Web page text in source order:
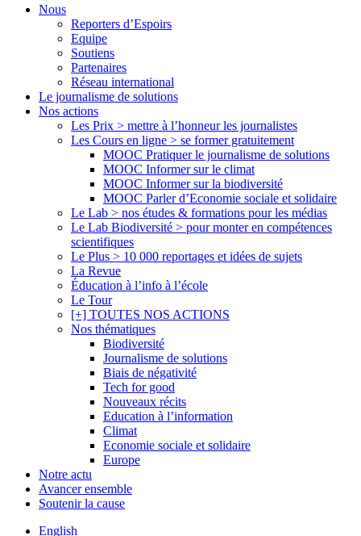
Close
Nous
Reporters d’Espoirs
Equipe
Soutiens
Partenaires
Réseau international
Le journalisme de solutions
Nos actions
Les Prix > mettre à l’honneur les journalistes
Les Cours en ligne > se former gratuitement
MOOC Pratiquer le journalisme de solutions
MOOC Informer sur le climat
MOOC Informer sur la biodiversité
MOOC Parler d’Economie sociale et solidaire
Le Lab > nos études & formations pour les médias
Le Lab Biodiversité > pour monter en compétences
scientifiques
Le Plus > 10 000 reportages et idées de sujets
La Revue
Éducation à l’info à l’école
Le Tour
[+] TOUTES NOS ACTIONS
Nos thématiques
Biodiversité
Journalisme de solutions
Biais de négativité
Tech for good
Nouveaux récits
Education à l’information
Climat
Economie sociale et solidaire
Europe
Notre actu
Avancer ensemble
Soutenir la cause
English